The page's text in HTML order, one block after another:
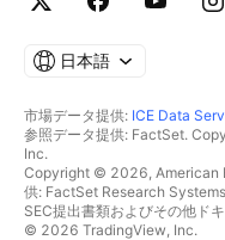
日本語
市場データ提供: ICE Data
参照データ提供: FactSet.
Inc.
Copyright © 2026, American
供: FactSet Research
SEC提出書類およびその他ド
© 2026 TradingView, Inc.